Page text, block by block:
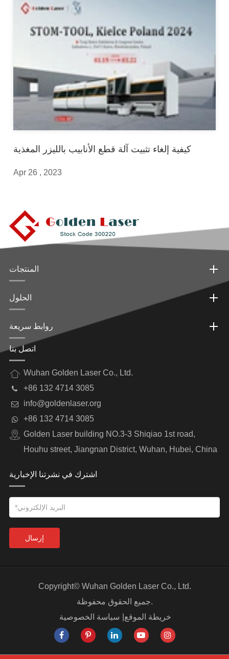
كيفية إلغاء تثبيت آلة قطع الأنابيب بالليزر المغذية
Apr 26 , 2023
المنتجات
الحلول
روابط سريعة
اتصل بنا
Wuhan Golden Laser Co., Ltd.
+86 132 4714 3085
info@goldenlaser.org
+86 132 4714 3085
Golden Laser building NO.3-3 Shiqiao 1st road,
Houhu street, Jiangnan District, Wuhan, Hubei, China
اشترك في نشرتنا الإخبارية
إرسال
Copyright© Wuhan Golden Laser Co., Ltd.
جميع الحقوق محفوظة.
خريطة الموقع
سياسة الخصوصية